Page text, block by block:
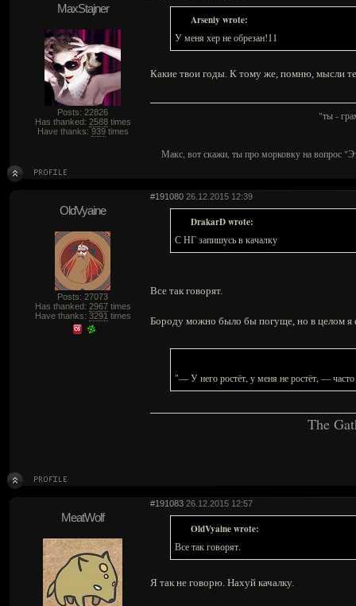
MaxStajner
Posts: 22826
Has thanked: 2588times
Have thanks: 939times
Arseniy wrote:
У меня хер не обрезан!11
Какие твои годы. К тому же, помню, мысли
"ты -
Макс, вот скажи, ты про морковку на вопрос
#191080 26.12.2015 12:39
OldVyaine
Posts: 27073
Has thanked: 2967times
Have thanks: 3291 times
DrakarD wrote:
С НГ запишусь в качалку
Все так говорят.
Бороду можно было бы погуще, но в целом я
"— У него ростёт, у меня не ростёт, —
The
#191083 26.12.2015 12:57
MeatWolf
OldVyaine wrote:
Все так говорят.
Я так не говорю. Нахуй качалку.